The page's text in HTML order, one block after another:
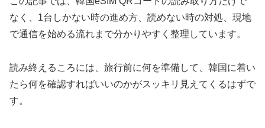
なく、1台しかない時の進め方、読めない時の対処、現地
で通信を始める流れまで分かりやすく整理しています。
読み終えるころには、旅行前に何を準備して、韓国に着い
たら何を確認すればいいのかがスッキリ見えてくるはずで
す。